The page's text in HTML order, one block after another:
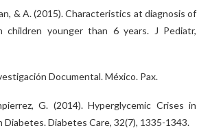
& A. (2015). Characteristics at diagnosis of
younger than 6 years. J Pediatr,
Documental. México. Pax.
G. (2014). Hyperglycemic Crises in
Diabetes Care, 32(7), 1335-1343.